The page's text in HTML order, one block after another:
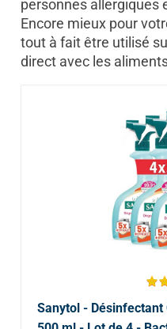
personnes allergiques
Encore mieux pour
tout à fait être utilisé
direct avec les
Sanytol -